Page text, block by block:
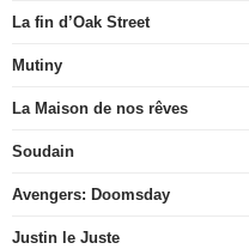
La fin d’Oak Street
Mutiny
La Maison de nos rêves
Soudain
Avengers: Doomsday
Justin le Juste